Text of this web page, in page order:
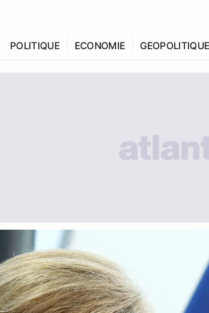
POLITIQUE ECONOMIE GEOPOLITIQUE